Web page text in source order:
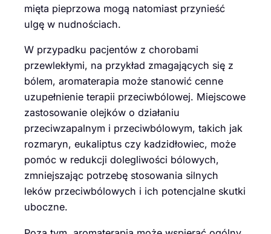
mięta pieprzowa mogą natomiast przynieść
ulgę w nudnościach.
W przypadku pacjentów z chorobami
przewlekłymi, na przykład zmagających się z
bólem, aromaterapia może stanowić cenne
uzupełnienie terapii przeciwbólowej. Miejscowe
zastosowanie olejków o działaniu
przeciwzapalnym i przeciwbólowym, takich jak
rozmaryn, eukaliptus czy kadzidłowiec, może
pomóc w redukcji dolegliwości bólowych,
zmniejszając potrzebę stosowania silnych
leków przeciwbólowych i ich potencjalne skutki
uboczne.